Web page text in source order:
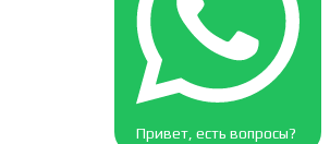
Привет, есть вопросы?